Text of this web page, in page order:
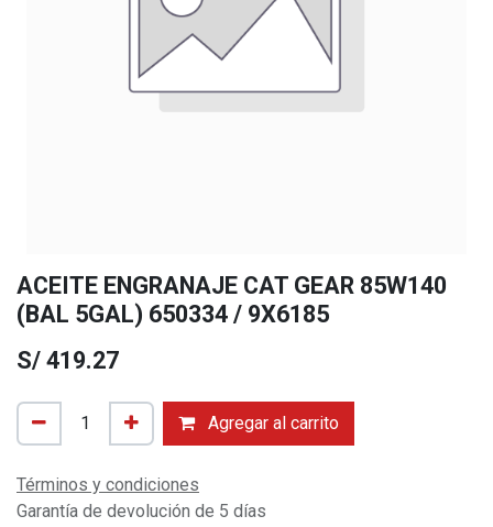
ACEITE ENGRANAJE CAT GEAR 85W140
(BAL 5GAL) 650334 / 9X6185
S/ 419.27
Agregar al carrito
Términos y condiciones
Garantía de devolución de 5 días